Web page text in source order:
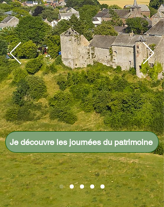
Je découvre les journées du patrimoine